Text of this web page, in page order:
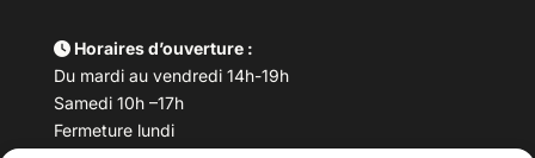
Horaires d’ouverture :
Du mardi au vendredi 14h-19h
Samedi 10h –17h
Fermeture lundi